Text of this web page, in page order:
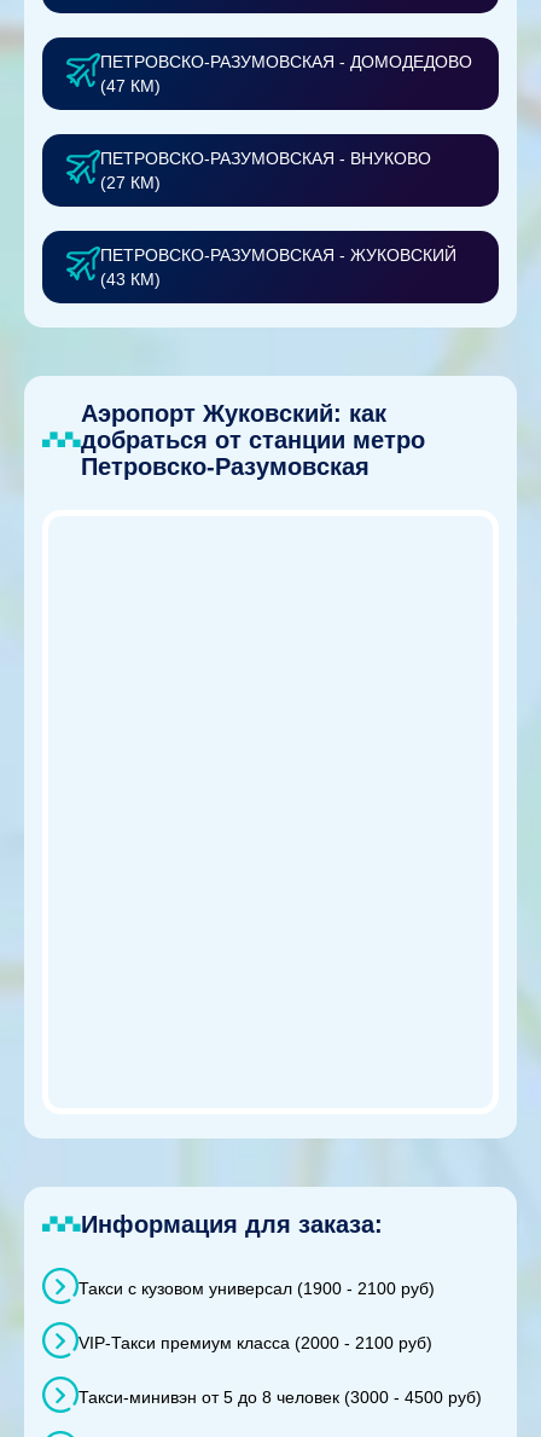
ПЕТРОВСКО-РАЗУМОВСКАЯ - ДОМОДЕДОВО
(47 КМ)
ПЕТРОВСКО-РАЗУМОВСКАЯ - ВНУКОВО
(27 КМ)
ПЕТРОВСКО-РАЗУМОВСКАЯ - ЖУКОВСКИЙ
(43 КМ)
Аэропорт Жуковский: как
добраться от станции метро
Петровско-Разумовская
Информация для заказа:
Такси с кузовом универсал (1900 - 2100 руб)
VIP-Такси премиум класса (2000 - 2100 руб)
Такси-минивэн от 5 до 8 человек (3000 - 4500 руб)